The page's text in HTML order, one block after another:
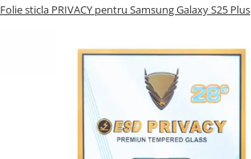
Folie sticla PRIVACY pentru Samsung Galaxy S25 Plus